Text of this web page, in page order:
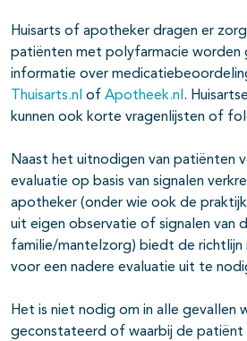
Huisarts of apotheker dragen er
patiënten met polyfarmacie worden
informatie over
Thuisarts.nl of Apotheek.nl.
kunnen ook korte vragenlijsten of
Naast het uitnodigen van patiënten
evaluatie op basis van signalen
apotheker (onder wie ook de
uit eigen observatie of signalen van
familie/mantelzorg) biedt de richtlijn
voor een nadere evaluatie uit te
Het is niet nodig om in alle gevallen
geconstateerd of waarbij de patiënt